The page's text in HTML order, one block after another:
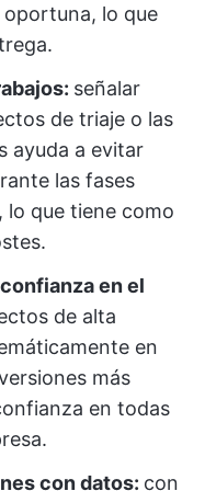
lo que
señalar
de triaje o las
ayuda a evitar
las fases
lo que tiene como
en el
de alta
en
más
en todas
con datos: con